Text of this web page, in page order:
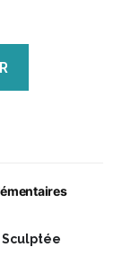
Sculptée